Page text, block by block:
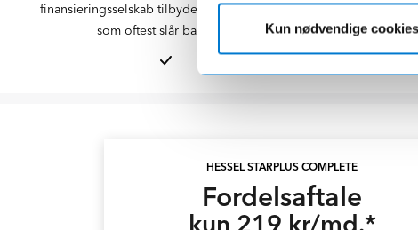
Kun nødvendige cookies
finansieringsselskab tilbyde dig gode vilkår,
som oftest slår bankerne
biler til
man skal
HESSEL STARPLUS COMPLETE
Fordelsaftale
kun 219 kr/md.*